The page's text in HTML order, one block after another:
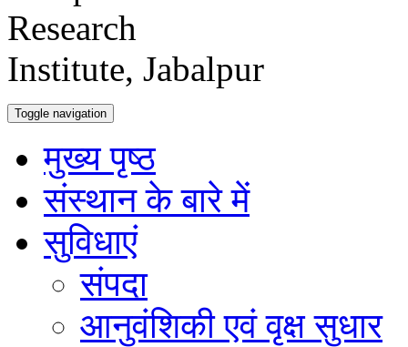
Toggle navigation
मुख्य पृष्ठ
संस्थान के बारे में
सुविधाएं
संपदा
आनुवंशिकी एवं वृक्ष सुधार